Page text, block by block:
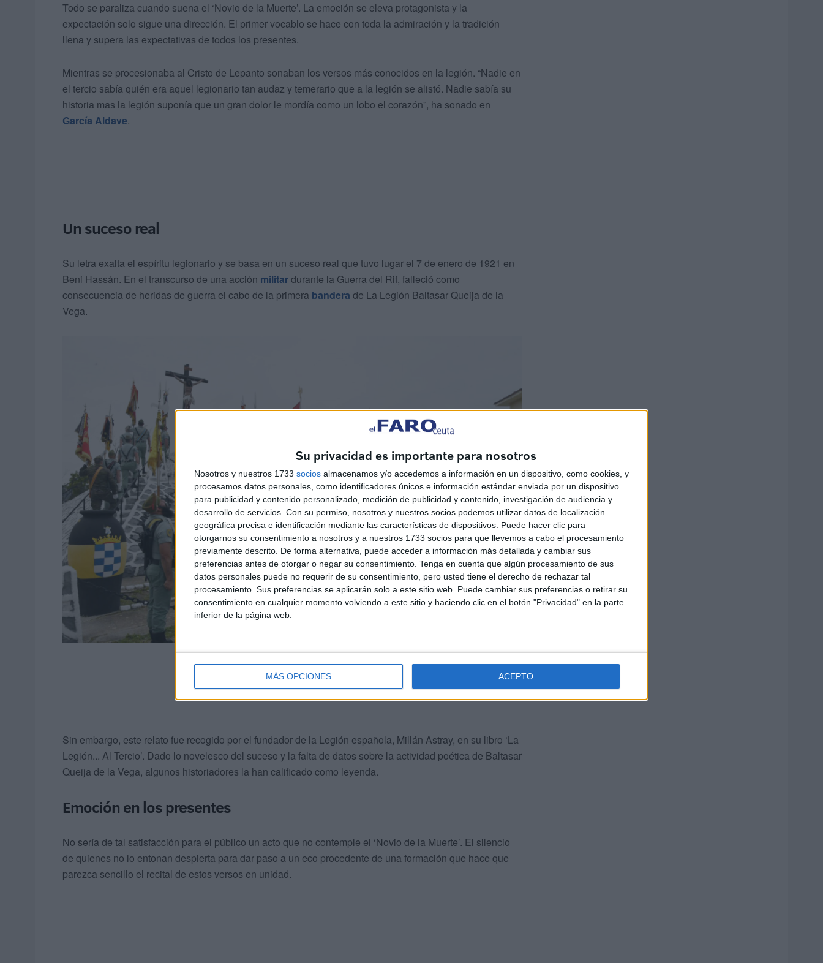
Su privacidad es importante para nosotros
Nosotros y nuestros 1733 socios almacenamos y/o accedemos a información en un dispositivo, como cookies, y
procesamos datos personales, como identificadores únicos e información estándar enviada por un dispositivo
para publicidad y contenido personalizado, medición de publicidad y contenido, investigación de audiencia y
desarrollo de servicios. Con su permiso, nosotros y nuestros socios podemos utilizar datos de localización
geográfica precisa e identificación mediante las características de dispositivos. Puede hacer clic para
otorgarnos su consentimiento a nosotros y a nuestros 1733 socios para que llevemos a cabo el procesamiento
previamente descrito. De forma alternativa, puede acceder a información más detallada y cambiar sus
preferencias antes de otorgar o negar su consentimiento. Tenga en cuenta que algún procesamiento de sus
datos personales puede no requerir de su consentimiento, pero usted tiene el derecho de rechazar tal
procesamiento. Sus preferencias se aplicarán solo a este sitio web. Puede cambiar sus preferencias o retirar su
consentimiento en cualquier momento volviendo a este sitio y haciendo clic en el botón "Privacidad" en la parte
inferior de la página web.
MÁS OPCIONES ACEPTO
Todo se paraliza cuando suena el ‘Novio de la Muerte’. La emoción se eleva protagonista y la
expectación solo sigue una dirección. El primer vocablo se hace con toda la admiración y la tradición
llena y supera las expectativas de todos los presentes.
Mientras se procesionaba al Cristo de Lepanto sonaban los versos más conocidos en la legión. “Nadie en
el tercio sabía quién era aquel legionario tan audaz y temerario que a la legión se alistó. Nadie sabía su
historia mas la legión suponía que un gran dolor le mordía como un lobo el corazón”, ha sonado en
García Aldave.
Un suceso real
Su letra exalta el espíritu legionario y se basa en un suceso real que tuvo lugar el 7 de enero de 1921 en
Beni Hassán. En el transcurso de una acción militardurante la Guerra del Rif, falleció como
consecuencia de heridas de guerra el cabo de la primera bandera de La Legión Baltasar Queija de la
Vega.
Sin embargo, este relato fue recogido por el fundador de la Legión española, Millán Astray, en su libro ‘La
Legión... Al Tercio’. Dado lo novelesco del suceso y la falta de datos sobre la actividad poética de Baltasar
Queija de la Vega, algunos historiadores la han calificado como leyenda.
Emoción en los presentes
No sería de tal satisfacción para el público un acto que no contemple el ‘Novio de la Muerte’. El silencio
de quienes no lo entonan despierta para dar paso a un eco procedente de una formación que hace que
parezca sencillo el recital de estos versos en unidad.